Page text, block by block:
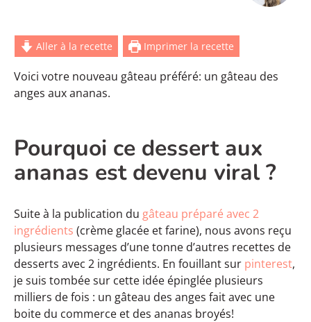
Aller à la recette Imprimer la recette
Voici votre nouveau gâteau préféré: un gâteau des
anges aux ananas.
Pourquoi ce dessert aux
ananas est devenu viral ?
Suite à la publication du gâteau préparé avec 2
ingrédients (crème glacée et farine), nous avons reçu
plusieurs messages d’une tonne d’autres recettes de
desserts avec 2 ingrédients. En fouillant sur pinterest,
je suis tombée sur cette idée épinglée plusieurs
milliers de fois : un gâteau des anges fait avec une
boite du commerce et des ananas broyés!